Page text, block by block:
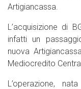
Artigiancassa.
L’acquisizione di
infatti un
nuova
Mediocredito
L’operazione,